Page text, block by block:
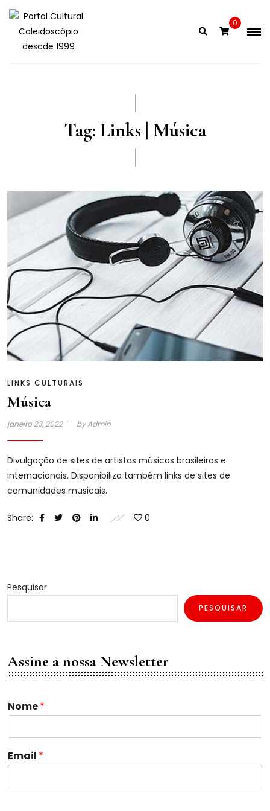
Skip
content
0
Tag: Links | Música
LINKS CULTURAIS
Música
janeiro 23, 2022 byAdmin
Divulgação de sites de artistas músicos brasileiros e
internacionais. Disponibiliza também links de sites de
comunidades musicais.
Share: 0
Pesquisar
PESQUISAR
Assine a nossa Newsletter
N
o
e
o
e
Nome*
Email *